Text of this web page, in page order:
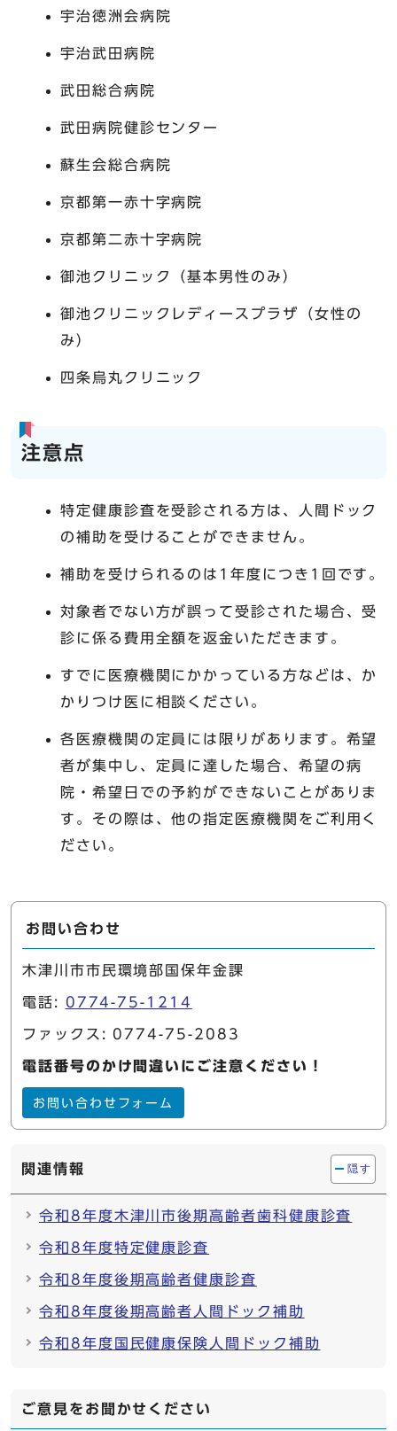
宇治徳洲会病院
宇治武田病院
武田総合病院
武田病院健診センター
蘇生会総合病院
京都第一赤十字病院
京都第二赤十字病院
御池クリニック（基本男性のみ）
御池クリニックレディースプラザ（女性の
み）
四条烏丸クリニック
注意点
特定健康診査を受診される方は、人間ドック
の補助を受けることができません。
補助を受けられるのは1年度につき1回です。
対象者でない方が誤って受診された場合、受
診に係る費用全額を返金いただきます。
すでに医療機関にかかっている方などは、か
かりつけ医に相談ください。
各医療機関の定員には限りがあります。希望
者が集中し、定員に達した場合、希望の病
院・希望日での予約ができないことがありま
す。その際は、他の指定医療機関をご利用く
ださい。
お問い合わせ
木津川市市民環境部国保年金課
電話: 0774-75-1214
ファックス: 0774-75-2083
電話番号のかけ間違いにご注意ください！
お問い合わせフォーム
関連情報 隠す
令和8年度木津川市後期高齢者歯科健康診査
令和8年度特定健康診査
令和8年度後期高齢者健康診査
令和8年度後期高齢者人間ドック補助
令和8年度国民健康保険人間ドック補助
ご意見をお聞かせください